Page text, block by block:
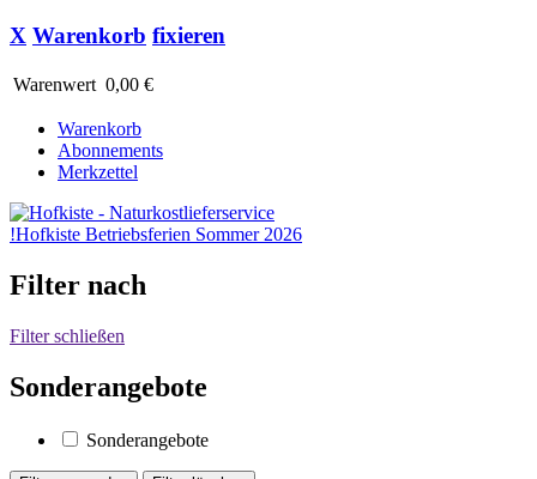
X Warenkorb fixieren
Warenwert 0,00 €
Warenkorb
Abonnements
Merkzettel
!Hofkiste Betriebsferien Sommer 2026
Filter nach
Filter schließen
Sonderangebote
Sonderangebote